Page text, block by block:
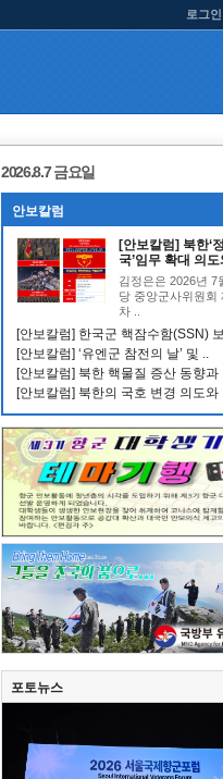
로그인
2026.8.7 금요일
안보칼럼
[안보칼럼] 북한‘
국’임무 확대 의도
김정은은 2026년 7
당 중앙군사위원회
차 ..
[안보칼럼] 한국군 핵잠수함(SSN)
[안보칼럼] ‘유엔군 참전의 날’ 및 ..
[안보칼럼] 북한 핵물질 증산 동향과
[안보칼럼] 북한의 국호 변경 의도와
포토뉴스